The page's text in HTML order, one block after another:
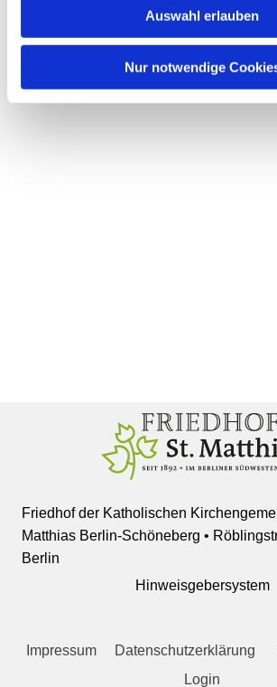
Auswahl erlauben
Nur notwendige
Friedhof der Katholischen
Matthias Berlin-Schöneberg •
Berlin
Hinweisgebersystem
Impressum Datenschutzerklärung
Login